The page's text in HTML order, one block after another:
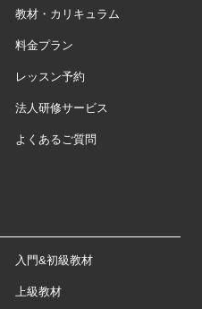
教材・カリキュラム
料金プラン
レッスン予約
法人研修サービス
よくあるご質問
入門&初級教材
上級教材